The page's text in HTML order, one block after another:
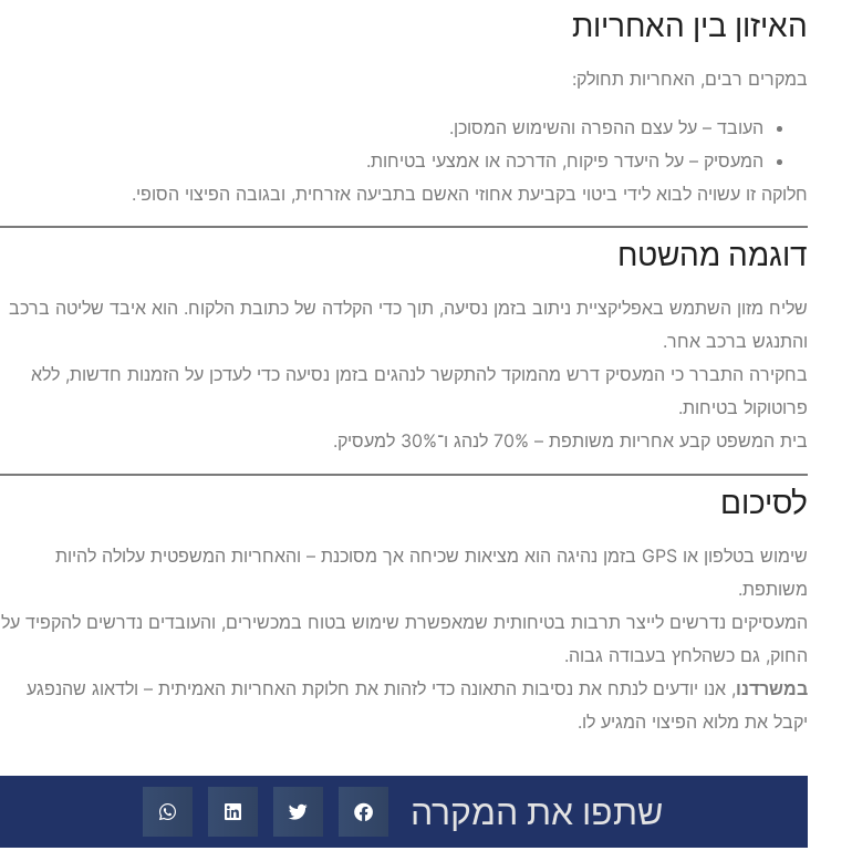
האיזון בין האחריות
במקרים רבים, האחריות תחולק:
העובד – על עצם ההפרה והשימוש המסוכן.
המעסיק – על היעדר פיקוח, הדרכה או אמצעי בטיחות.
חלוקה זו עשויה לבוא לידי ביטוי בקביעת אחוזי האשם בתביעה אזרחית, ובגובה הפיצוי הסופי.
דוגמה מהשטח
שליח מזון השתמש באפליקציית ניתוב בזמן נסיעה, תוך כדי הקלדה של כתובת הלקוח. הוא איבד שליטה ברכב
והתנגש ברכב אחר.
בחקירה התברר כי המעסיק דרש מהמוקד להתקשר לנהגים בזמן נסיעה כדי לעדכן על הזמנות חדשות, ללא
פרוטוקול בטיחות.
בית המשפט קבע אחריות משותפת – 70% לנהג ו־30% למעסיק.
לסיכום
שימוש בטלפון או GPS בזמן נהיגה הוא מציאות שכיחה אך מסוכנת – והאחריות המשפטית עלולה להיות
משותפת.
המעסיקים נדרשים לייצר תרבות בטיחותית שמאפשרת שימוש בטוח במכשירים, והעובדים נדרשים להקפיד על
החוק, גם כשהלחץ בעבודה גבוה.
במשרדנו, אנו יודעים לנתח את נסיבות התאונה כדי לזהות את חלוקת האחריות האמיתית – ולדאוג שהנפגע
יקבל את מלוא הפיצוי המגיע לו.
שתפו את המקרה